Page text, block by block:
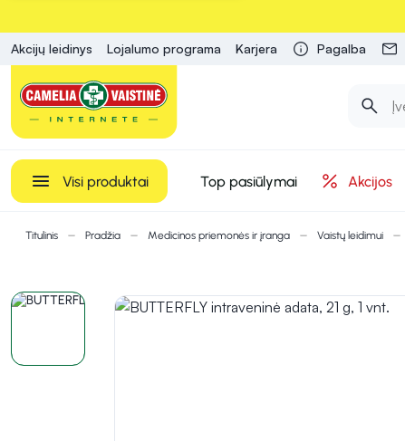
Akcijų leidinys Lojalumo programa Karjera Pagalba
Visi produktai Top pasiūlymai Akcijos
Titulinis Pradžia Medicinos priemonės ir įranga Vaistų leidimui